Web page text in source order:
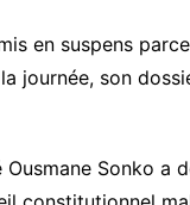
en suspens
journée, son
Sonko a